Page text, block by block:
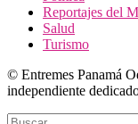
Reportajes del
Salud
Turismo
© Entremes Panamá
independiente